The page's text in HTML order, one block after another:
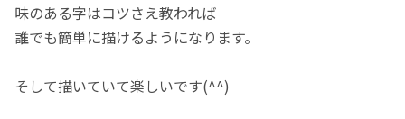
味のある字はコツさえ教われば
誰でも簡単に描けるようになります。
そして描いていて楽しいです(^^)